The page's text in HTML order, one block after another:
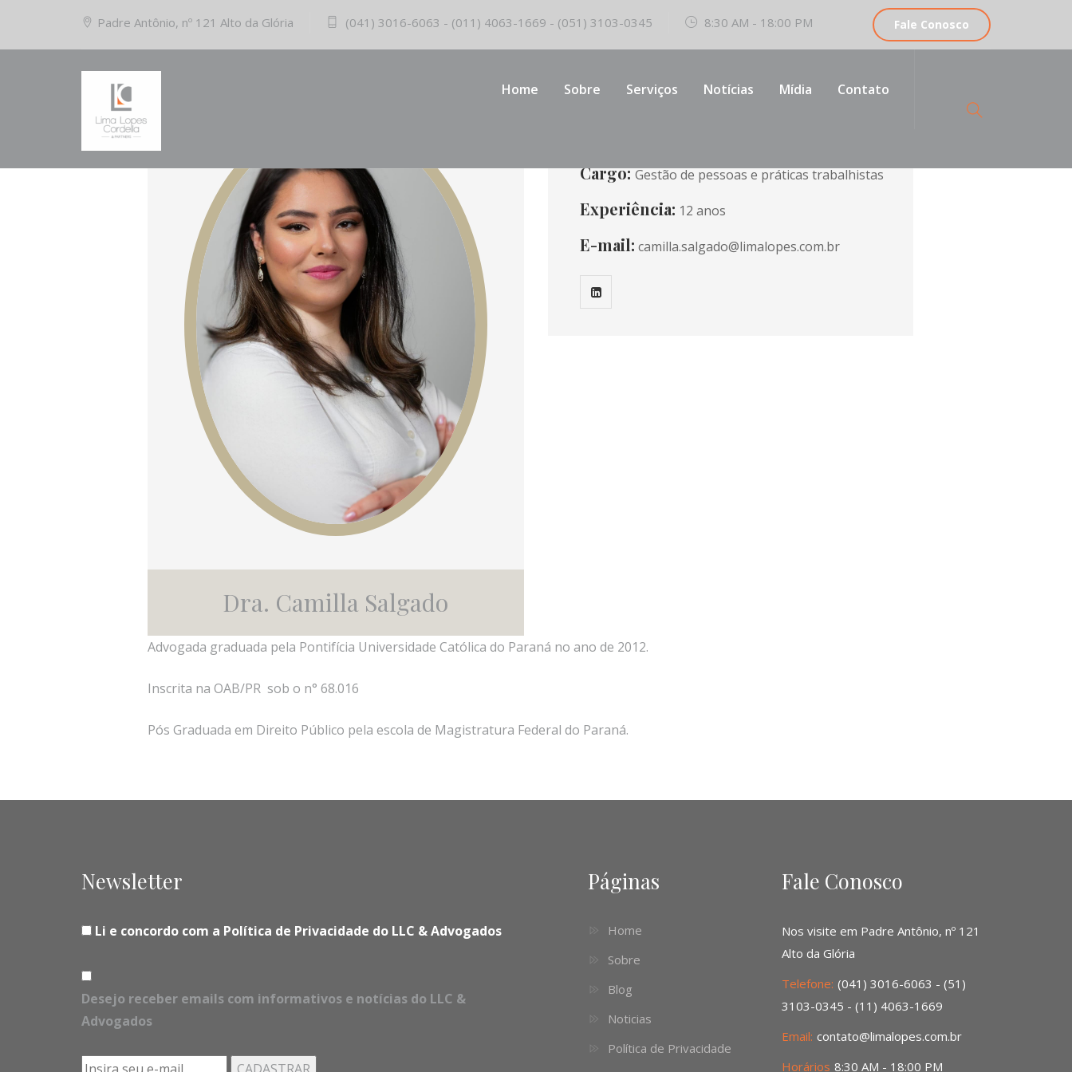
Padre Antônio, nº 121 Alto da Glória (041) 3016-6063 - (011) 4063-1669 - (051) 3103-0345 8:30 AM - 18:00 PM Fale Conosco
Home Sobre Serviços Notícias Mídia Contato
Dra. Camilla Salgado
Cargo:Gestão de pessoas e práticas trabalhistas
Experiência: 12 anos
E-mail: camilla.salgado@limalopes.com.br
Advogada graduada pela Pontifícia Universidade Católica do Paraná no ano de 2012.
Inscrita na OAB/PR sob o n° 68.016
Pós Graduada em Direito Público pela escola de Magistratura Federal do Paraná.
Newsletter
Li e concordo com a Política de Privacidade do LLC & Advogados
Desejo receber emails com informativos e notícias do LLC &
Advogados
Páginas
Home
Sobre
Blog
Noticias
Política de Privacidade
Fale Conosco
Nos visite em Padre Antônio, nº 121
Alto da Glória
Telefone: (041) 3016-6063 - (51)
3103-0345 - (11) 4063-1669
Email: contato@limalopes.com.br
Horários 8:30 AM - 18:00 PM